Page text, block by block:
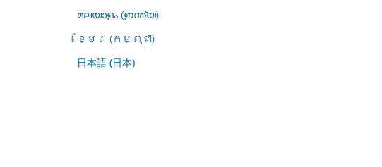
മലയാളം (ഇന്ത്യ)
ខ្មែរ (កម្ពុជា)
日本語 (日本)